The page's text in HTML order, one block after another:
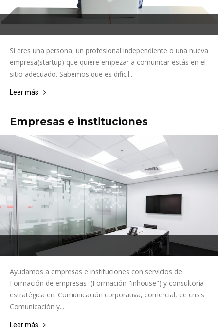
Si eres una persona, un profesional independiente o una nueva
empresa(startup) que quiere empezar a comunicar estás en el
sitio adecuado. Sabemos que es dificil...
Leer más
Empresas e instituciones
Ayudamos a empresas e instituciones con servicios de
Formación de empresas (Formación "inhouse") y consultoría
estratégica en: Comunicación corporativa, comercial, de crisis
Comunicación y...
Leer más